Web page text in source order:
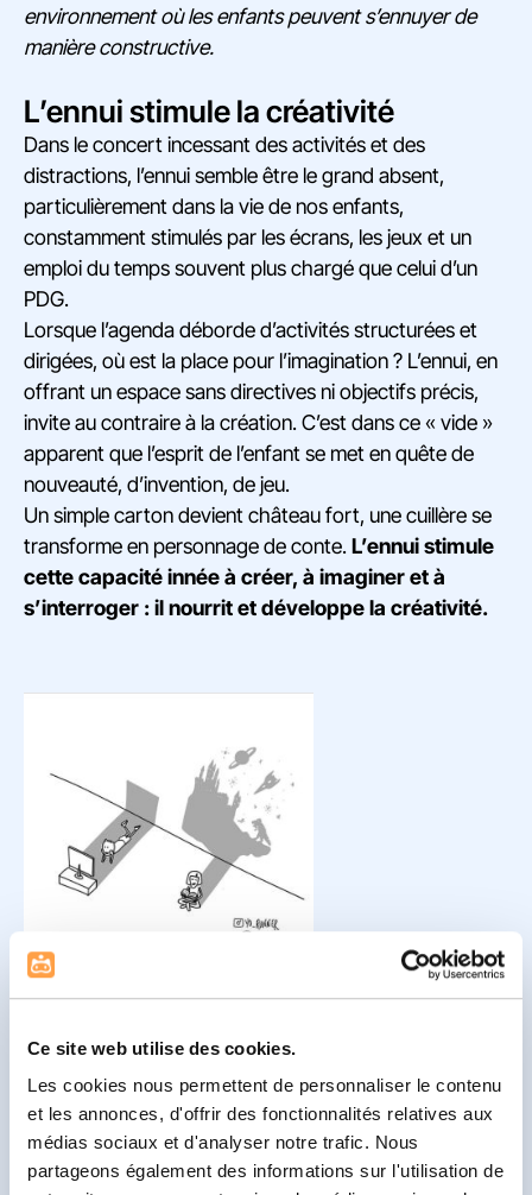
Ce site web utilise des cookies.
Les cookies nous permettent de personnaliser le contenu
et les annonces, d'offrir des fonctionnalités relatives aux
médias sociaux et d'analyser notre trafic. Nous
partageons également des informations sur l'utilisation de
environnement où les enfants peuvent s’ennuyer de
manière constructive.
L’ennui stimule la créativité
Dans le concert incessant des activités et des
distractions, l’ennui semble être le grand absent,
particulièrement dans la vie de nos enfants,
constamment stimulés par les écrans, les jeux et un
emploi du temps souvent plus chargé que celui d’un
PDG.
Lorsque l’agenda déborde d’activités structurées et
dirigées, où est la place pour l’imagination ? L’ennui, en
offrant un espace sans directives ni objectifs précis,
invite au contraire à la création. C’est dans ce « vide »
apparent que l’esprit de l’enfant se met en quête de
nouveauté, d’invention, de jeu.
Un simple carton devient château fort, une cuillère se
transforme en personnage de conte. L’ennui stimule
cette capacité innée à créer, à imaginer et à
s’interroger : il nourrit et développe la créativité.
Source de l’infographie :
Runner
Babaoo’ Tip 💡
Transformez l’ennui en aventure créative avec une «
Boîte à Ennui » : remplissez une boîte de défis et